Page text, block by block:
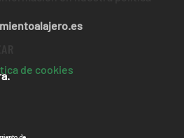
de cookies